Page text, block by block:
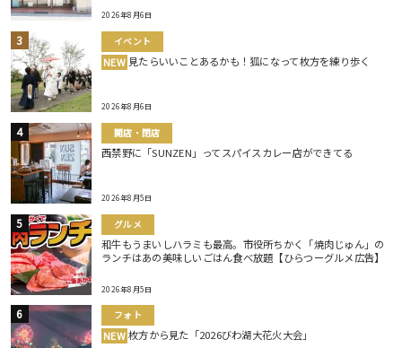
2026年8月6日
イベント
NEW 見たらいいことあるかも！狐になって枚方を練り歩く
2026年8月6日
開店・閉店
西禁野に「SUNZEN」ってスパイスカレー店ができてる
2026年8月5日
グルメ
和牛もうまいしハラミも最高。市役所ちかく「焼肉じゅん」の
ランチはあの美味しいごはん食べ放題【ひらつーグルメ広告】
2026年8月5日
フォト
NEW 枚方から見た「2026びわ湖大花火大会」